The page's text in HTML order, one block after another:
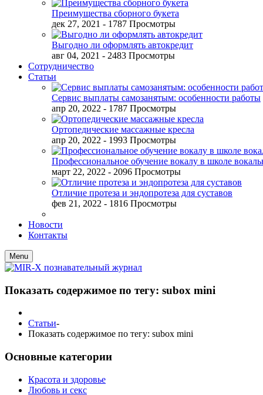
Преимущества сборного букета
дек 27, 2021 - 1787 Просмотры
Выгодно ли оформлять автокредит
авг 04, 2021 - 2483 Просмотры
Сотрудничество
Статьи
Сервис выплаты самозанятым: особенности работы
апр 20, 2022 - 1787 Просмотры
Ортопедические массажные кресла
апр 20, 2022 - 1993 Просмотры
Профессиональное обучение вокалу в школе
март 22, 2022 - 2096 Просмотры
Отличие протеза и эндопротеза для суставов
фев 21, 2022 - 1816 Просмотры
Новости
Контакты
Menu
Показать содержимое по тегу: subox mini
Статьи-
Показать содержимое по тегу: subox mini
Основные категории
Красота и здоровье
Любовь и секс